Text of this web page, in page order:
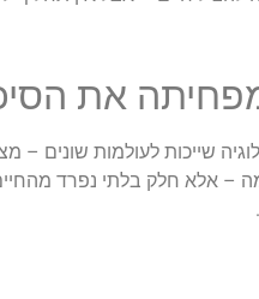
את
שייכות לעולמות שונים –
– אלא חלק בלתי נפרד